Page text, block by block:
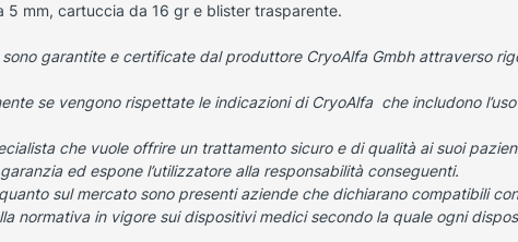
mm, cartuccia da 16 gr e blister trasparente.
garantite e certificate dal produttore CryoAlfa Gmbh attraverso
se vengono rispettate le indicazioni di CryoAlfa che includono
che vuole offrire un trattamento sicuro e di qualità ai suoi
ed espone l’utilizzatore alla responsabilità conseguenti.
sul mercato sono presenti aziende che dichiarano compatibili
normativa in vigore sui dispositivi medici secondo la quale ogni